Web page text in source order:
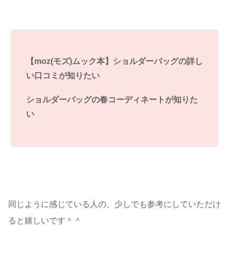
【moz(モズ)ムック本】ショルダーバッグの詳し
い口コミが知りたい
ショルダーバッグの春コーディネートが知りた
い
同じように感じている人の、少しでも参考にしていただけ
ると嬉しいです＾＾